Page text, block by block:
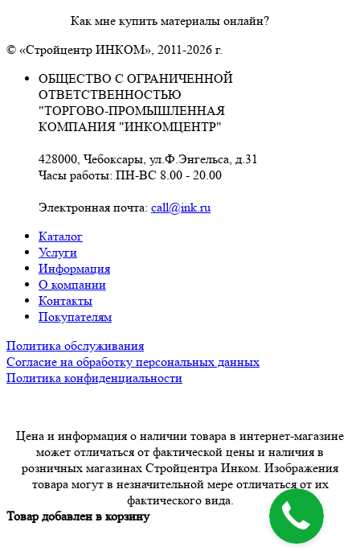
Как мне купить материалы онлайн?
© «Стройцентр ИНКОМ», 2011-2026 г.
ОБЩЕСТВО С ОГРАНИЧЕННОЙ
ОТВЕТСТВЕННОСТЬЮ
"ТОРГОВО-ПРОМЫШЛЕННАЯ
КОМПАНИЯ "ИНКОМЦЕНТР"
428000, Чебоксары, ул.Ф.Энгельса, д.31
Часы работы: ПН-ВС 8.00 - 20.00
Электронная почта: call@ink.ru
Каталог
Услуги
Информация
О компании
Контакты
Покупателям
Политика обслуживания
Согласие на обработку персональных данных
Политика конфиденциальности
Цена и информация о наличии товара в интернет-магазине
может отличаться от фактической цены и наличия в
розничных магазинах Стройцентра Инком. Изображения
товара могут в незначительной мере отличаться от их
фактического вида.
Товар добавлен в корзину